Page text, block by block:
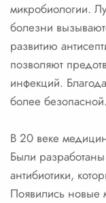
микробиологии.
болезни
развитию
позволяют
инфекций.
более безопасной.
В 20 веке
Были разработаны
антибиотики,
Появились новые